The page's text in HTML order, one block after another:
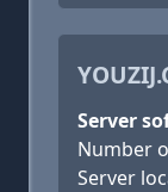
Server
Number
Server